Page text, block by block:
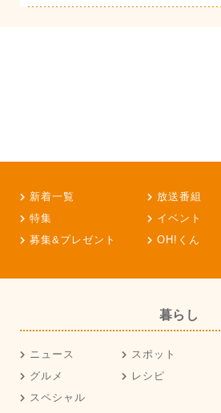
新着一覧 放送番組
特集
イベント
募集&プレゼント
OH!くん
暮らし
ニュース スポット
グルメ
レシピ
スペシャル